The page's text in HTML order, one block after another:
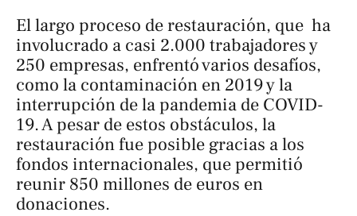
El largo proceso de restauración, que ha
involucrado a casi 2.000 trabajadores y
250 empresas, enfrentó varios desafíos,
como la contaminación en 2019 y la
interrupción de la pandemia de COVID-
19. A pesar de estos obstáculos, la
restauración fue posible gracias a los
fondos internacionales, que permitió
reunir 850 millones de euros en
donaciones.